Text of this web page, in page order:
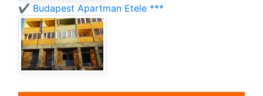
✔️ Budapest Apartman Etele ***